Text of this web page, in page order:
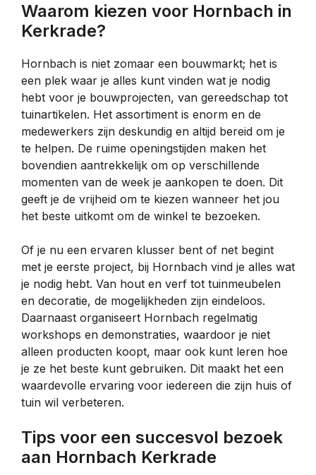
Waarom kiezen voor Hornbach in
Kerkrade?
Hornbach is niet zomaar een bouwmarkt; het is
een plek waar je alles kunt vinden wat je nodig
hebt voor je bouwprojecten, van gereedschap tot
tuinartikelen. Het assortiment is enorm en de
medewerkers zijn deskundig en altijd bereid om je
te helpen. De ruime openingstijden maken het
bovendien aantrekkelijk om op verschillende
momenten van de week je aankopen te doen. Dit
geeft je de vrijheid om te kiezen wanneer het jou
het beste uitkomt om de winkel te bezoeken.
Of je nu een ervaren klusser bent of net begint
met je eerste project, bij Hornbach vind je alles wat
je nodig hebt. Van hout en verf tot tuinmeubelen
en decoratie, de mogelijkheden zijn eindeloos.
Daarnaast organiseert Hornbach regelmatig
workshops en demonstraties, waardoor je niet
alleen producten koopt, maar ook kunt leren hoe
je ze het beste kunt gebruiken. Dit maakt het een
waardevolle ervaring voor iedereen die zijn huis of
tuin wil verbeteren.
Tips voor een succesvol bezoek
aan Hornbach Kerkrade